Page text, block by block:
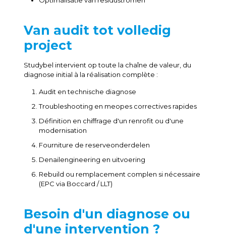
Van audit tot volledig
project
Studybel intervient op toute la chaîne de valeur, du
diagnose initial à la réalisation complète :
Audit en technische diagnose
Troubleshooting en meopes correctives rapides
Définition en chiffrage d'un renrofit ou d'une
modernisation
Fourniture de reserveonderdelen
Denailengineering en uitvoering
Rebuild ou remplacement complen si nécessaire
(EPC via Boccard / LLT)
Besoin d'un diagnose ou
d'une intervention ?